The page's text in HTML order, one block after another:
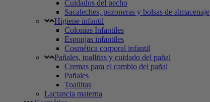
Cuidados del pecho
Sacaleches, pezoneras y bolsas de almacenaje
Higiene infantil
Colonias Infantiles
Esponjas infantiles
Cosmética corporal infantil
Pañales, toallitas y cuidado del pañal
Cremas para el cambio del pañal
Pañales
Toallitas
Lactancia materna